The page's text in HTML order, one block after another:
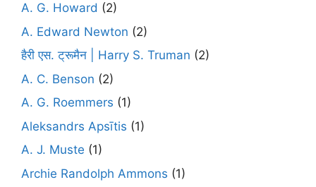
A. G. Howard (2)
A. Edward Newton (2)
हैरी एस. ट्रूमैन | Harry S. Truman (2)
A. C. Benson (2)
A. G. Roemmers (1)
Aleksandrs Apsītis (1)
A. J. Muste (1)
Archie Randolph Ammons (1)